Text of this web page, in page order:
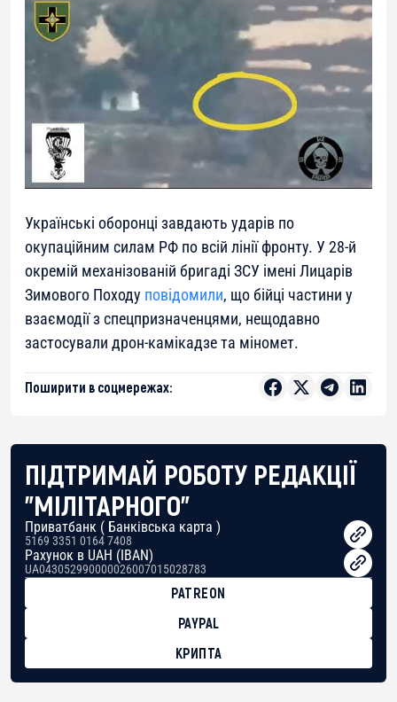
Українські оборонці завдають ударів по
окупаційним силам РФ по всій лінії фронту. У 28-й
окремій механізованій бригаді ЗСУ імені Лицарів
Зимового Походу повідомили, що бійці частини у
взаємодії з спецпризначенцями, нещодавно
застосували дрон-камікадзе та міномет.
Поширити в соцмережах:
ПІДТРИМАЙ РОБОТУ РЕДАКЦІЇ
"МІЛІТАРНОГО"
Приватбанк ( Банківська карта )
5169 3351 0164 7408
Рахунок в UAH (IBAN)
UA043052990000026007015028783
PATREON
PAYPAL
КРИПТА